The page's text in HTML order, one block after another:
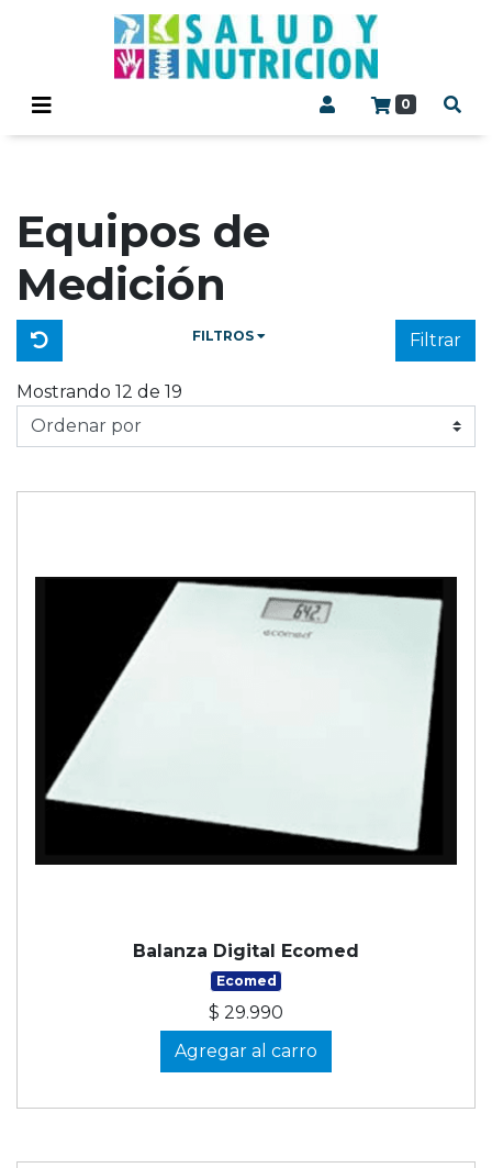
0
Equipos de
Medición
FILTROS Filtrar
Mostrando 12 de 19
Balanza Digital Ecomed
Ecomed
$ 29.990
Agregar al carro